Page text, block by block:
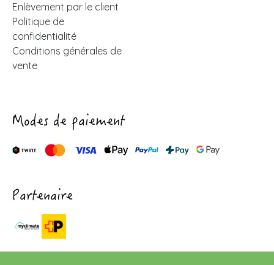
Enlèvement par le client
Politique de
confidentialité
Conditions générales de
vente
Modes de paiement
Partenaire